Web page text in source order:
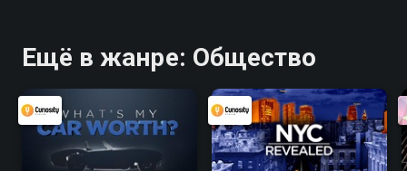
Ещё в жанре: Общество